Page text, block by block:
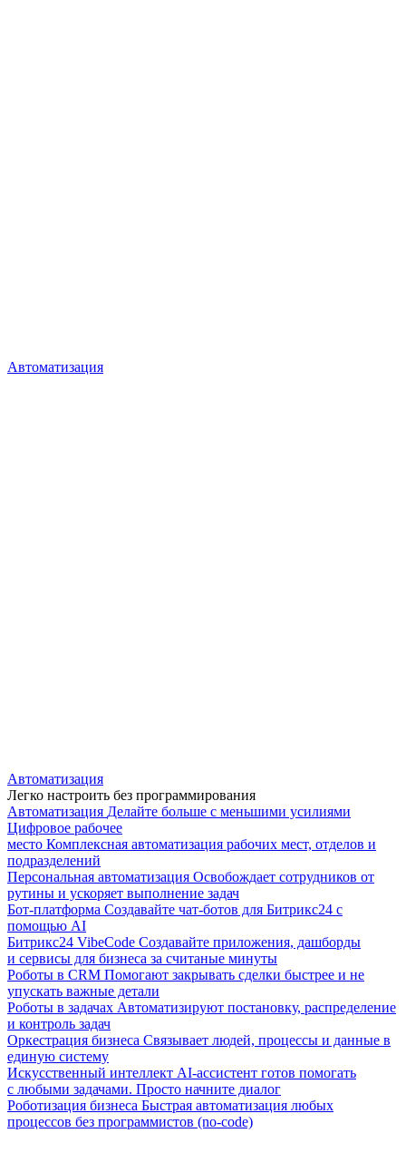
Автоматизация
Автоматизация
Легко настроить без программирования
Автоматизация Делайте больше с меньшими усилиями
Цифровое рабочее
место Комплексная автоматизация рабочих мест, отделов и
подразделений
Персональная автоматизация Освобождает сотрудников от
рутины и ускоряет выполнение задач
Бот-платформа Создавайте чат-ботов для Битрикс24 с
помощью AI
Битрикс24 VibeCode Создавайте приложения, дашборды
и сервисы для бизнеса за считаные минуты
Роботы в CRM Помогают закрывать сделки быстрее и не
упускать важные детали
Роботы в задачах Автоматизируют постановку, распределение
и контроль задач
Оркестрация бизнеса Связывает людей, процессы и данные в
единую систему
Искусственный интеллект AI-ассистент готов помогать
с любыми задачами. Просто начните диалог
Роботизация бизнеса Быстрая автоматизация любых
процессов без программистов (no-code)